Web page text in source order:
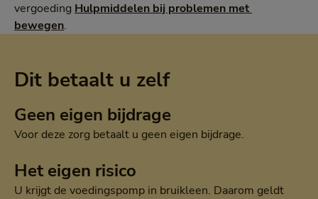
vergoeding Hulpmiddelen bij problemen met
bewegen.
Dit betaalt u zelf
Geen eigen bijdrage
Voor deze zorg betaalt u geen eigen bijdrage.
Het eigen risico
U krijgt de voedingspomp in bruikleen. Daarom geldt